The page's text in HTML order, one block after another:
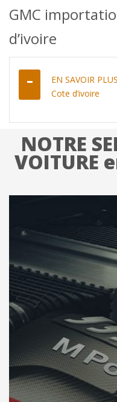
GMC
d’ivoire
EN SAVOIR
Cote d’ivoire
NOTRE
VOITURE